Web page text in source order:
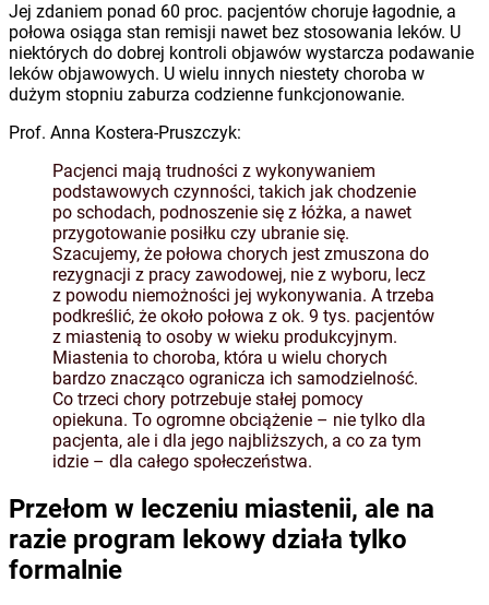
Jej zdaniem ponad 60 proc. pacjentów choruje łagodnie, a
połowa osiąga stan remisji nawet bez stosowania leków. U
niektórych do dobrej kontroli objawów wystarcza podawanie
leków objawowych. U wielu innych niestety choroba w
dużym stopniu zaburza codzienne funkcjonowanie.
Prof. Anna Kostera-Pruszczyk:
Pacjenci mają trudności z wykonywaniem
podstawowych czynności, takich jak chodzenie
po schodach, podnoszenie się z łóżka, a nawet
przygotowanie posiłku czy ubranie się.
Szacujemy, że połowa chorych jest zmuszona do
rezygnacji z pracy zawodowej, nie z wyboru, lecz
z powodu niemożności jej wykonywania. A trzeba
podkreślić, że około połowa z ok. 9 tys. pacjentów
z miastenią to osoby w wieku produkcyjnym.
Miastenia to choroba, która u wielu chorych
bardzo znacząco ogranicza ich samodzielność.
Co trzeci chory potrzebuje stałej pomocy
opiekuna. To ogromne obciążenie – nie tylko dla
pacjenta, ale i dla jego najbliższych, a co za tym
idzie – dla całego społeczeństwa.
Przełom w leczeniu miastenii, ale na
razie program lekowy działa tylko
formalnie